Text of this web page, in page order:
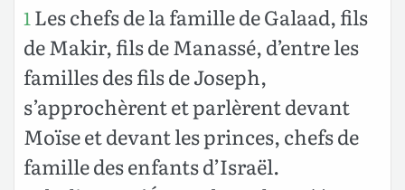
1 Les chefs de la famille de Galaad, fils
de Makir, fils de Manassé, d’entre les
familles des fils de Joseph,
s’approchèrent et parlèrent devant
Moïse et devant les princes, chefs de
famille des enfants d’Israël.